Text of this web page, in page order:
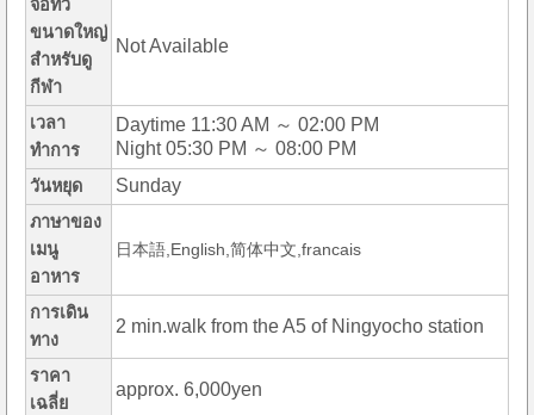
จอทีวี
ขนาดใหญ่
สำหรับดู
กีฬา
Not Available
เวลา
ทำการ
Daytime 11:30 AM ～ 02:00 PM
Night 05:30 PM ～ 08:00 PM
วันหยุด Sunday
ภาษาของ
เมนู
อาหาร
日本語,English,简体中文,francais
การเดิน
ทาง
2 min.walk from the A5 of Ningyocho station
ราคา
เฉลี่ย
approx. 6,000yen